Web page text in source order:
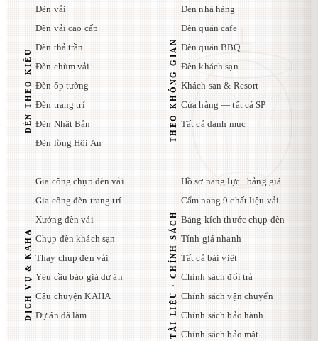
ĐÈN THEO KIỂU
Đèn vải
Đèn vải cao cấp
Đèn thả trần
Đèn chùm vải
Đèn ốp tường
Đèn trang trí
Đèn Nhật Bản
Đèn lồng Hội An
THEO KHÔNG GIAN
Đèn nhà hàng
Đèn quán cafe
Đèn quán BBQ
Đèn khách sạn
Khách sạn & Resort
Cửa hàng — tất cả SP
Tất cả danh mục
DỊCH VỤ & KAHA
Gia công chụp đèn vải
Gia công đèn trang trí
Xưởng đèn vải
Chụp đèn khách sạn
Thay chụp đèn vải
Yêu cầu báo giá dự án
Câu chuyện KAHA
Dự án đã làm
TÀI LIỆU · CHÍNH SÁCH
Hồ sơ năng lực · bảng giá
Cẩm nang 9 chất liệu vải
Bảng kích thước chụp đèn
Tính giá nhanh
Tất cả bài viết
Chính sách đổi trả
Chính sách vận chuyển
Chính sách bảo hành
Chính sách bảo mật